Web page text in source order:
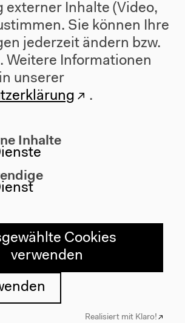
(Englisch)
externer Inhalte (Video,
Sie können Ihre
jederzeit ändern bzw.
Weitere Informationen
unserer
.
Inhalte
Cookies
verwenden
Realisiert mit Klaro!